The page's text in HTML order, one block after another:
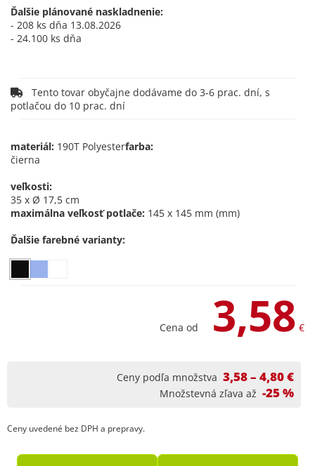
Ďalšie plánované naskladnenie:
- 208 ks dňa 13.08.2026
- 24.100 ks dňa
Tento tovar obyčajne dodávame do 3-6 prac. dní, s
potlačou do 10 prac. dní
materiál: 190T Polyesterfarba:
čierna
veľkosti:
35 x Ø 17,5 cm
maximálna veľkosť potlače: 145 x 145 mm (mm)
Ďalšie farebné varianty:
Cena od 3,58 €
Ceny podľa množstva 3,58 – 4,80 €
Množstevná zľava až -25 %
Ceny uvedené bez DPH a prepravy.